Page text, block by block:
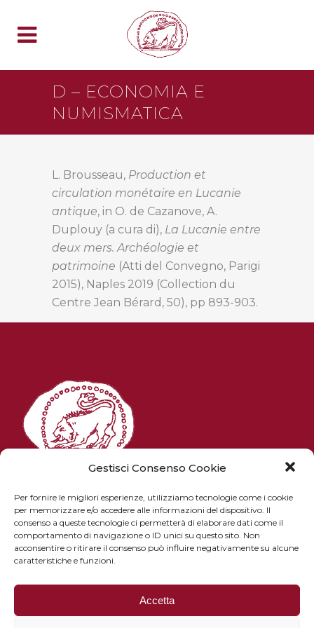
Gestisci Consenso Cookie
Per fornire le migliori esperienze, utilizziamo tecnologie come i cookie
per memorizzare e/o accedere alle informazioni del dispositivo. Il
consenso a queste tecnologie ci permetterà di elaborare dati come il
comportamento di navigazione o ID unici su questo sito. Non
acconsentire o ritirare il consenso può influire negativamente su alcune
caratteristiche e funzioni.
Accetta
D – ECONOMIA E
NUMISMATICA
L. Brousseau, Production et
circulation monétaire en Lucanie
antique, in O. de Cazanove, A.
Duplouy (a cura di), La Lucanie entre
deux mers. Archéologie et
patrimoine (Atti del Convegno, Parigi
2015), Naples 2019 (Collection du
Centre Jean Bérard, 50), pp 893-903.
Piazza Pitti 1 - 50125 Firenze
email: istitutostudietruschi@gmail.com
PEC: istitutostudietruschi@pec.it